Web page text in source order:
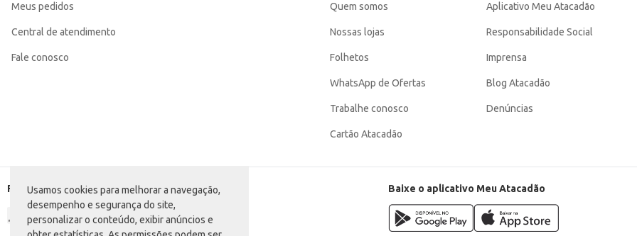
Usamos cookies para melhorar a navegação,
desempenho e segurança do site,
personalizar o conteúdo, exibir anúncios e
Meus pedidos
Central de atendimento
Fale conosco
Quem somos
Nossas lojas
Folhetos
WhatsApp de Ofertas
Trabalhe conosco
Cartão Atacadão
Aplicativo Meu Atacadão
Responsabilidade Social
Imprensa
Blog Atacadão
Denúncias
Formas de pagamento Baixe o aplicativo Meu Atacadão